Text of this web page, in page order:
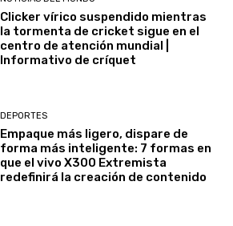
Clicker vírico suspendido mientras
la tormenta de cricket sigue en el
centro de atención mundial |
Informativo de críquet
DEPORTES
Empaque más ligero, dispare de
forma más inteligente: 7 formas en
que el vivo X300 Extremista
redefinirá la creación de contenido